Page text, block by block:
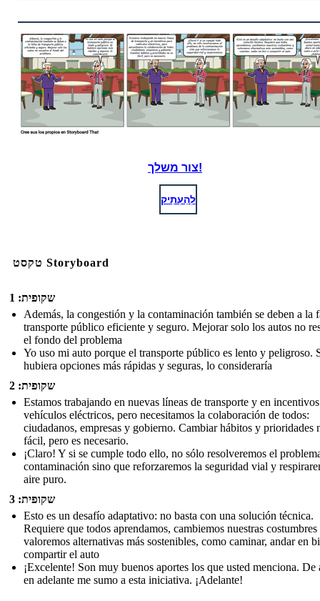
צור משלך!
לְהַעְתִיק
טקסט Storyboard
שקופית: 1
Además, la congestión y la contaminación también se deben a la
transporte público eficiente y seguro. Mejorar solo los autos no
el fondo del problema
Yo uso mi auto porque el transporte público es lento y peligroso.
hubiera opciones más rápidas y seguras, lo consideraría
שקופית: 2
Estamos trabajando en nuevas líneas de transporte y en
vehículos eléctricos, pero necesitamos la colaboración de todos:
ciudadanos, empresas y gobierno. Cambiar hábitos y prioridades
fácil, pero es necesario.
¡Claro! Y si se cumple todo ello, no sólo resolveremos el
contaminación sino que reforzaremos la seguridad vial y
aire puro.
שקופית: 3
Esto es un desafío adaptativo: no basta con una solución técnica.
Requiere que todos aprendamos, cambiemos nuestras costumbres
valoremos alternativas más sostenibles, como caminar, andar en
compartir el auto
¡Excelente! Son muy buenos aportes los que usted menciona. De
en adelante me sumo a esta iniciativa. ¡Adelante!